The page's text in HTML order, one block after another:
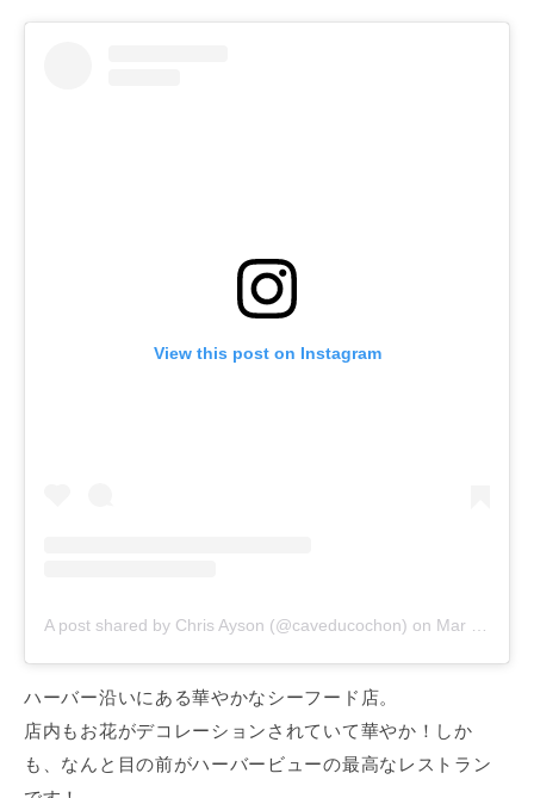
View this post on Instagram
A post shared by Chris Ayson (@caveducochon) on Mar 24, 2019 at 7:44pm PDT
ハーバー沿いにある華やかなシーフード店。
店内もお花がデコレーションされていて華やか！しか
も、なんと目の前がハーバービューの最高なレストラン